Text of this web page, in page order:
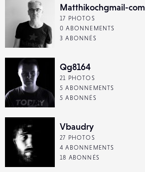
Matthikochgmail-com
17 PHOTOS
0 ABONNEMENTS
3 ABONNÉS
Qg8164
21 PHOTOS
5 ABONNEMENTS
5 ABONNÉS
Vbaudry
27 PHOTOS
4 ABONNEMENTS
18 ABONNÉS